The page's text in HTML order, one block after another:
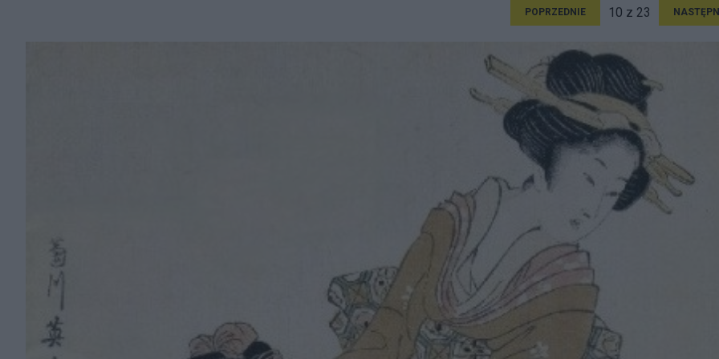
POPRZEDNIE 10 z 23